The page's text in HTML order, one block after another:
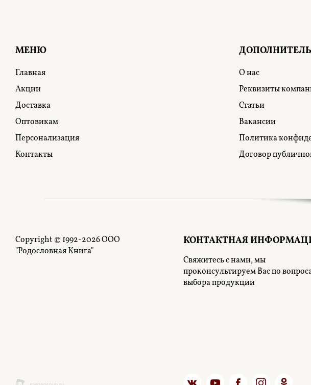
МЕНЮ
Главная
Акции
Доставка
Оптовикам
Персонализация
Контакты
О нас
Реквизиты
Статьи
Вакансии
Политика
Договор
Copyright © 1992-2026 ООО
"Родословная Книга"
КОНТАКТНАЯ
Свяжитесь с нами, мы
проконсультируем Вас по
выбора продукции